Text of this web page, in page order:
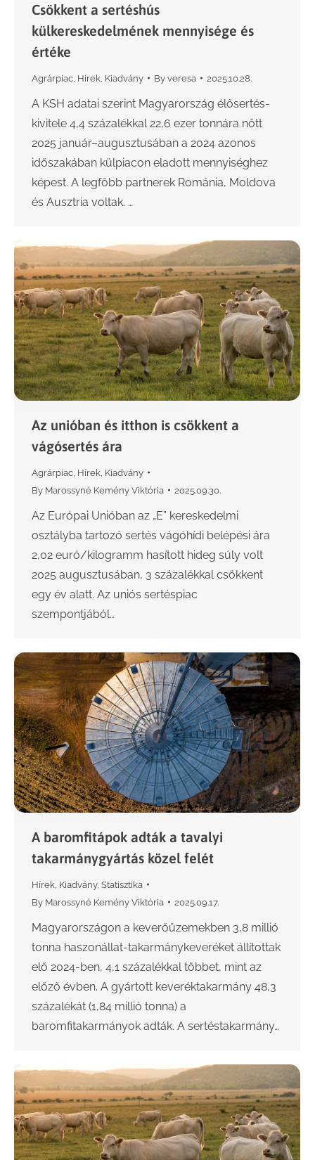
Csökkent a sertéshús
külkereskedelmének mennyisége és
értéke
Agrárpiac Hírek Kiadvány By veresa 2025.10.28.
A KSH adatai szerint Magyarország élősertés-
kivitele 4,4 százalékkal 22,6 ezer tonnára nőtt
2025 január–augusztusában a 2024 azonos
időszakában külpiacon eladott mennyiséghez
képest. A legfőbb partnerek Románia, Moldova
és Ausztria voltak. …
Az unióban és itthon is csökkent a
vágósertés ára
Agrárpiac Hírek Kiadvány
By Marossyné Kemény Viktória 2025.09.30.
Az Európai Unióban az „E” kereskedelmi
osztályba tartozó sertés vágóhídi belépési ára
2,02 euró/kilogramm hasított hideg súly volt
2025 augusztusában, 3 százalékkal csökkent
egy év alatt. Az uniós sertéspiac
szempontjából…
A baromfitápok adták a tavalyi
takarmánygyártás közel felét
Hírek Kiadvány, Statisztika
By Marossyné Kemény Viktória 2025.09.17.
Magyarországon a keverőüzemekben 3,8 millió
tonna haszonállat-takarmánykeveréket állítottak
elő 2024-ben, 4,1 százalékkal többet, mint az
előző évben. A gyártott keveréktakarmány 48,3
százalékát (1,84 millió tonna) a
baromfitakarmányok adták. A sertéstakarmány…